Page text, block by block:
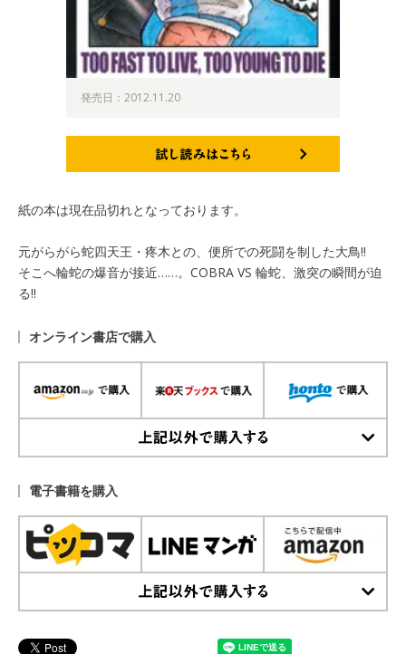
発売日：2012.11.20
紙の本は現在品切れとなっております。
元がらがら蛇四天王・疼木との、便所での死闘を制した大鳥!!
そこへ輪蛇の爆音が接近……。COBRA VS 輪蛇、激突の瞬間が迫
る!!
オンライン書店で購入
電子書籍を購入